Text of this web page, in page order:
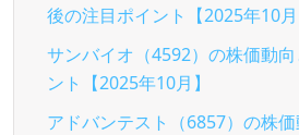
後の注目ポイント【2025年10月
サンバイオ（4592）の株価動
ント【2025年10月】
アドバンテスト（6857）の株